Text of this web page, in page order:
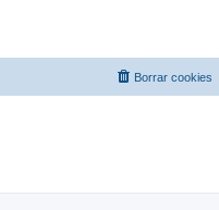
Borrar cookies